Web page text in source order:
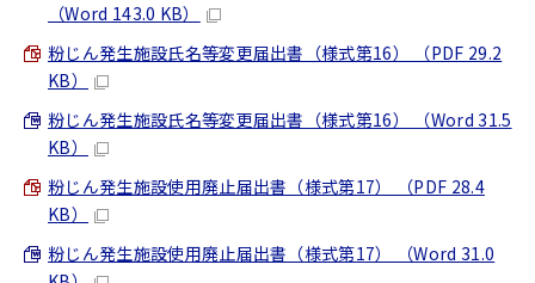
（Word 143.0 KB）
粉じん発生施設氏名等変更届出書（様式第16） （PDF 29.2
KB）
粉じん発生施設氏名等変更届出書（様式第16） （Word 31.5
KB）
粉じん発生施設使用廃止届出書（様式第17） （PDF 28.4
KB）
粉じん発生施設使用廃止届出書（様式第17） （Word 31.0